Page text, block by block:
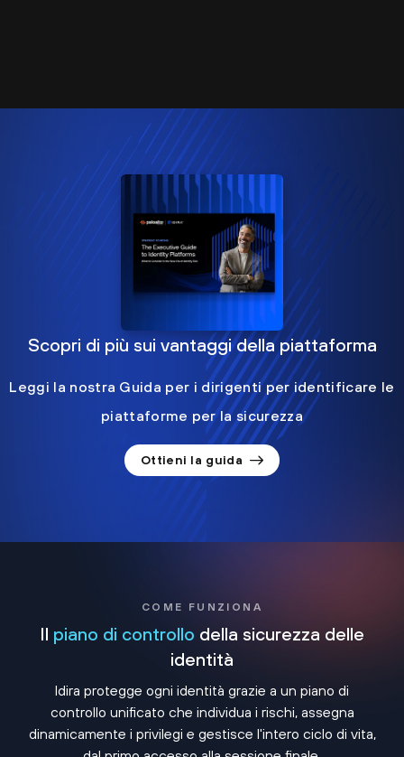
Scopri di più sui vantaggi della piattaforma
Leggi la nostra Guida per i dirigenti per identificare le
piattaforme per la sicurezza
Ottieni la guida
COME FUNZIONA
Il piano di controllo della sicurezza delle
identità
Idira protegge ogni identità grazie a un piano di
controllo unificato che individua i rischi, assegna
dinamicamente i privilegi e gestisce l'intero ciclo di vita,